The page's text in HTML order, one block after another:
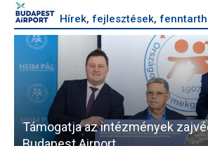
Hírek, fejlesztések,
Támogatja az intézmények